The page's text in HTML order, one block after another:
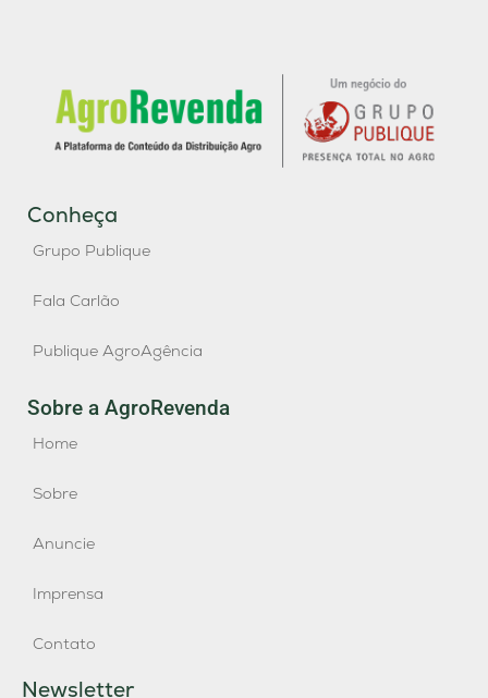
Conheça
Grupo Publique
Fala Carlão
Publique AgroAgência
Sobre a AgroRevenda
Home
Sobre
Anuncie
Imprensa
Contato
Newsletter